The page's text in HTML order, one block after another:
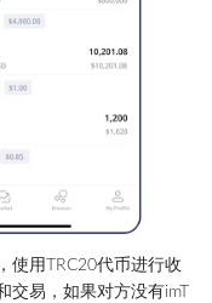
使用TRC20代币进行收
交易，如果对方没有imT